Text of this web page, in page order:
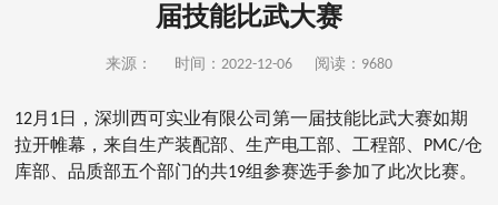
届技能比武大赛
来源： 时间：2022-12-06 阅读：9680
12月1日，深圳西可实业有限公司第一届技能比武大赛如期
拉开帷幕，来自生产装配部、生产电工部、工程部、PMC/仓
库部、品质部五个部门的共19组参赛选手参加了此次比赛。